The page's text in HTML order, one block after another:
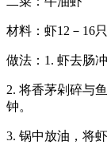
材料：虾12－16
做法：1. 虾去肠
2. 将香茅剁碎与
钟。
3. 锅中放油，将